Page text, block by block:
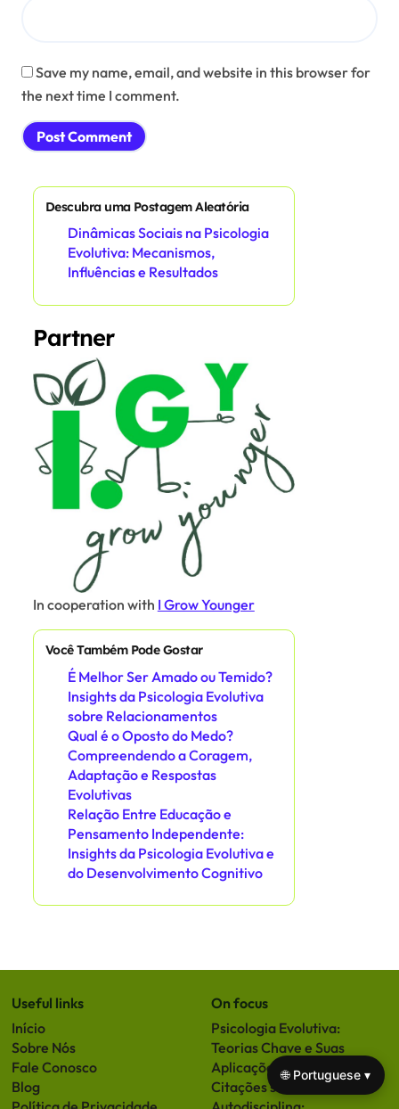
Save my name, email, and website in this browser for
the next time I comment.
Descubra uma Postagem Aleatória
Dinâmicas Sociais na Psicologia
Evolutiva: Mecanismos,
Influências e Resultados
Partner
In cooperation with I Grow Younger
Você Também Pode Gostar
É Melhor Ser Amado ou Temido?
Insights da Psicologia Evolutiva
sobre Relacionamentos
Qual é o Oposto do Medo?
Compreendendo a Coragem,
Adaptação e Respostas
Evolutivas
Relação Entre Educação e
Pensamento Independente:
Insights da Psicologia Evolutiva e
do Desenvolvimento Cognitivo
Useful links
Início
Sobre Nós
Fale Conosco
Blog
On focus
Psicologia Evolutiva:
Teorias Chave e Suas
Aplicações
Citações sobre
🌐 Portuguese ▾